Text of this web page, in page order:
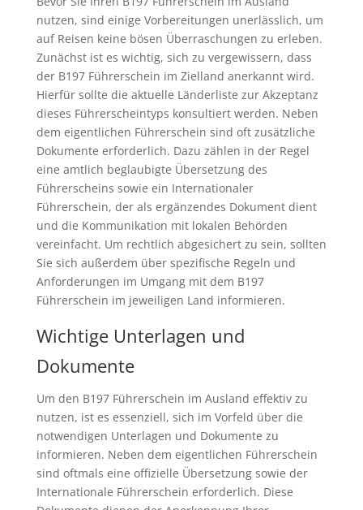
nutzen, sind einige Vorbereitungen unerlässlich, um
auf Reisen keine bösen Überraschungen zu erleben.
Zunächst ist es wichtig, sich zu vergewissern, dass
der B197 Führerschein im Zielland anerkannt wird.
Hierfür sollte die aktuelle Länderliste zur Akzeptanz
dieses Führerscheintyps konsultiert werden. Neben
dem eigentlichen Führerschein sind oft zusätzliche
Dokumente erforderlich. Dazu zählen in der Regel
eine amtlich beglaubigte Übersetzung des
Führerscheins sowie ein Internationaler
Führerschein, der als ergänzendes Dokument dient
und die Kommunikation mit lokalen Behörden
vereinfacht. Um rechtlich abgesichert zu sein, sollten
Sie sich außerdem über spezifische Regeln und
Anforderungen im Umgang mit dem B197
Führerschein im jeweiligen Land informieren.
Wichtige Unterlagen und
Dokumente
Um den B197 Führerschein im Ausland effektiv zu
nutzen, ist es essenziell, sich im Vorfeld über die
notwendigen Unterlagen und Dokumente zu
informieren. Neben dem eigentlichen Führerschein
sind oftmals eine offizielle Übersetzung sowie der
Internationale Führerschein erforderlich. Diese